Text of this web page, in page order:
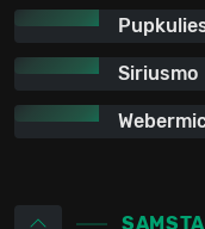
Siriusmo